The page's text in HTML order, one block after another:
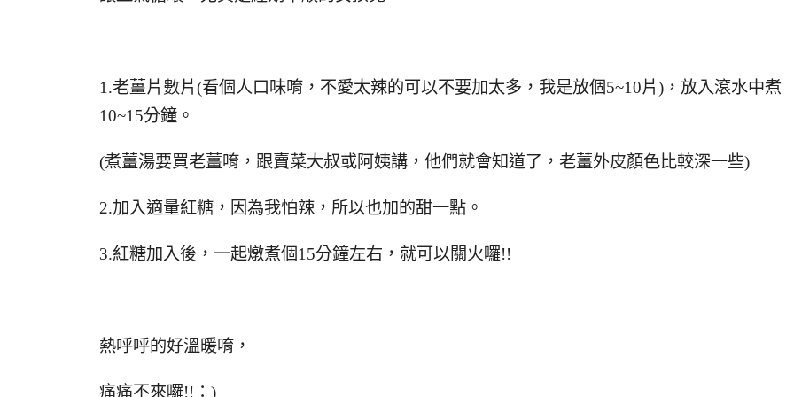
1.老薑片數片(看個人口味唷，不愛太辣的可以不要加太多，我是放個5~10片)，放入滾水中煮
10~15分鐘。
(煮薑湯要買老薑唷，跟賣菜大叔或阿姨講，他們就會知道了，老薑外皮顏色比較深一些)
2.加入適量紅糖，因為我怕辣，所以也加的甜一點。
3.紅糖加入後，一起燉煮個15分鐘左右，就可以關火囉!!
熱呼呼的好溫暖唷，
痛痛不來囉!!：)